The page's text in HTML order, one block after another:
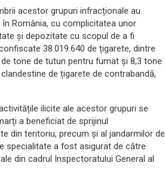
acestor grupuri infracționale au
România, cu complicitatea unor
și depozitate cu scopul de a fi
38.019.640 de țigarete, dintre
tone de tutun pentru fumat și 8,3 tone
de țigarete de contrabandă,
ilicite ale acestor grupuri se
a beneficiat de sprijinul
din teritoriu, precum și al jandarmilor de
specialitate a fost asigurat de către
din cadrul Inspectoratului General al